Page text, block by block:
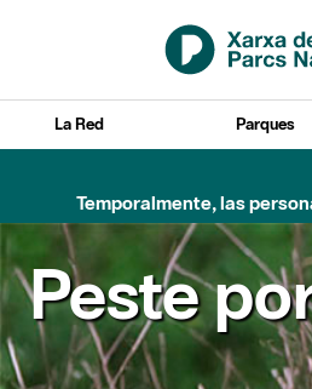
Saltar al contenido principal
La Red Parques
Peste